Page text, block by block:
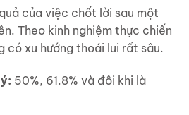
của việc chốt lời sau một
Theo kinh nghiệm thực chiến
có xu hướng thoái lui rất sâu.
50%, 61.8% và đôi khi là